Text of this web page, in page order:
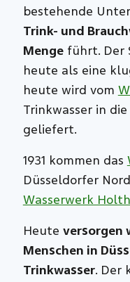
bestehende
Trink- und
Mengeführt. Der
heute als eine
heute wird vom
Trinkwasser in
geliefert.
1931 kommen das
Düsseldorfer
Wasserwerk
Heute versorgen
Menschen in
Trinkwasser. Der